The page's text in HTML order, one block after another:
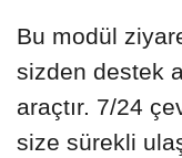
Bu modül
sizden destek
araçtır. 7/24
size sürekli